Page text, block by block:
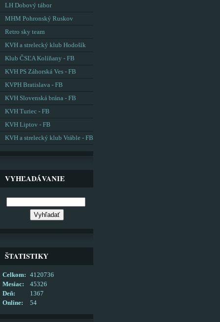
LH Dobový tábor
MHM Pohronský Ruskov
Retro sky team
KVH a strelecký klub Hodošík
Klub ČSĽA Kolíňany - FB
KVH PS Záhorská Ves - FB
KVPH Bratislava - FB
KVH Slovenská brána - FB
KVH Turiec - FB
KVH Liptov - FB
KVH a strelecký klub Vráble - FB
VYHĽADÁVANIE
ŠTATISTIKY
Online: 54
Celkom:
4120736
Mesiac:
45326
Deň:
1367